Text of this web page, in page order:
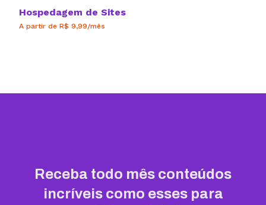
Hospedagem de Sites
A partir de R$ 9,99/mês
Receba todo mês conteúdos
incríveis como esses para